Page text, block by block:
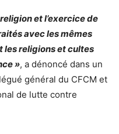
et l’exercice de
avec les mêmes
les religions et cultes
», a dénoncé dans un
général du CFCM et
de lutte contre